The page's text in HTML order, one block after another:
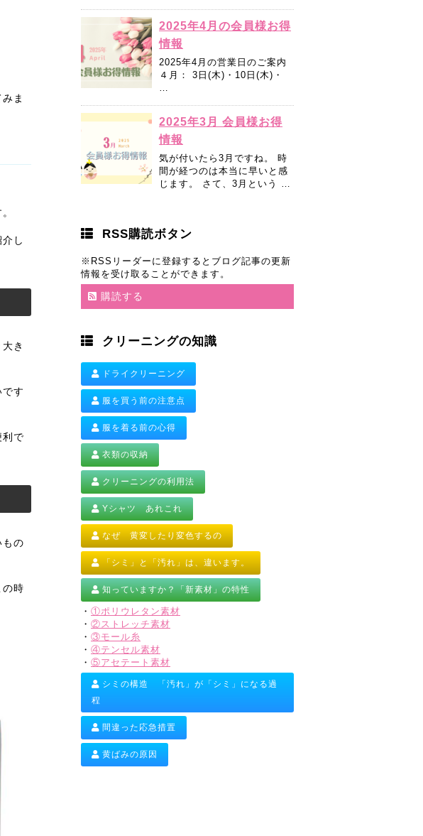
ま
し
き
す
利で
もの
の時
2025年4月の会員様お得
情報
2025年4月の営業日のご案内
４月： 3日(木)・10日(木)・
…
2025年3月 会員様お得
情報
気が付いたら3月ですね。 時
間が経つのは本当に早いと感
じます。 さて、3月という …
RSS購読ボタン
※RSSリーダーに登録するとブログ記事の更新
情報を受け取ることができます。
購読する
クリーニングの知識
ドライクリーニング
服を買う前の注意点
服を着る前の心得
衣類の収納
クリーニングの利用法
Yシャツ あれこれ
なぜ 黄変したり変色するの
「シミ」と「汚れ」は、違います。
知っていますか？「新素材」の特性
・ ①ポリウレタン素材
・ ②ストレッチ素材
・ ③モール糸
・ ④テンセル素材
・ ⑤アセテート素材
シミの構造 「汚れ」が「シミ」になる過
程
間違った応急措置
黄ばみの原因